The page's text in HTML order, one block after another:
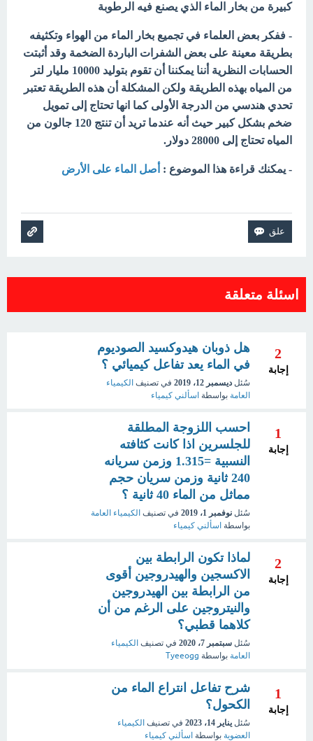
كبيرة من بخار الماء الذي يصنع فيه الرطوبة
- ففكر بعض العلماء في تجميع بخار الماء من الهواء وتكثيفه
بطريقة معينة على بعض الشفرات الباردة الضخمة وقد أثبتت
الحسابات النظرية أننا يمكننا أن تقوم بتوليد 10000 مليار لتر
من المياه بهذه الطريقة ولكن المشكلة أن هذه الطريقة تعتبر
تحدي هندسي من الدرجة الأولى كما انها تحتاج إلى تمويل
ضخم بشكل كبير حيث أنه عندما تريد أن تنتج 120 جالون من
المياه تحتاج إلى 28000 دولار.
- يمكنك قراءة هذا الموضوع : أصل الماء على الأرض
اسئلة متعلقة
2
إجابة
هل ذوبان هيدوكسيد الصوديوم
في الماء يعد تفاعل كيميائي ؟
سُئل ديسمبر 12، 2019 في تصنيف الكيمياء
العامة بواسطة اسألني كيمياء
1
إجابة
احسب اللزوجة المطلقة
للجلسرين اذا كانت كثافته
النسبية =1.315 وزمن سريانه
240 ثانية وزمن سريان حجم
مماثل من الماء 40 ثانية ؟
سُئل نوفمبر 1، 2019 في تصنيف الكيمياء العامة
بواسطة اسألني كيمياء
2
إجابة
لماذا تكون الرابطة بين
الاكسجين والهيدروجين أقوى
من الرابطة بين الهيدروجين
والنيتروجين على الرغم من أن
كلاهما قطبي؟
سُئل سبتمبر 7، 2020 في تصنيف الكيمياء
العامة بواسطة Tyeeogg
1
إجابة
شرح تفاعل انتراع الماء من
الكحول؟
سُئل يناير 14، 2023 في تصنيف الكيمياء
العضوية بواسطة اسألني كيمياء